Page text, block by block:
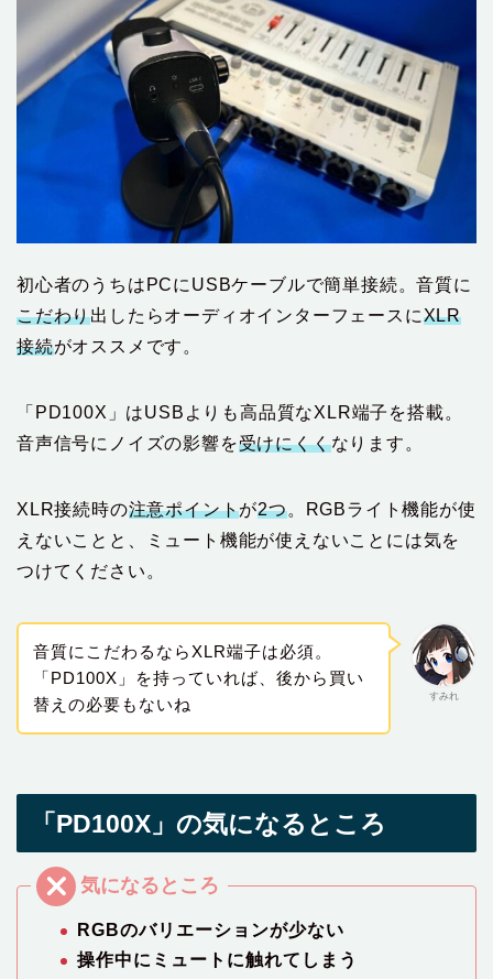
初心者のうちはPCにUSBケーブルで簡単接続。音質に
こだわり出したらオーディオインターフェースにXLR
接続がオススメです。
「PD100X」はUSBよりも高品質なXLR端子を搭載。
音声信号にノイズの影響を受けにくくなります。
XLR接続時の注意ポイントが2つ。RGBライト機能が使
えないことと、ミュート機能が使えないことには気を
つけてください。
すみれ
音質にこだわるならXLR端子は必須。
「PD100X」を持っていれば、後から買い
替えの必要もないね
「PD100X」の気になるところ
RGBのバリエーションが少ない
操作中にミュートに触れてしまう